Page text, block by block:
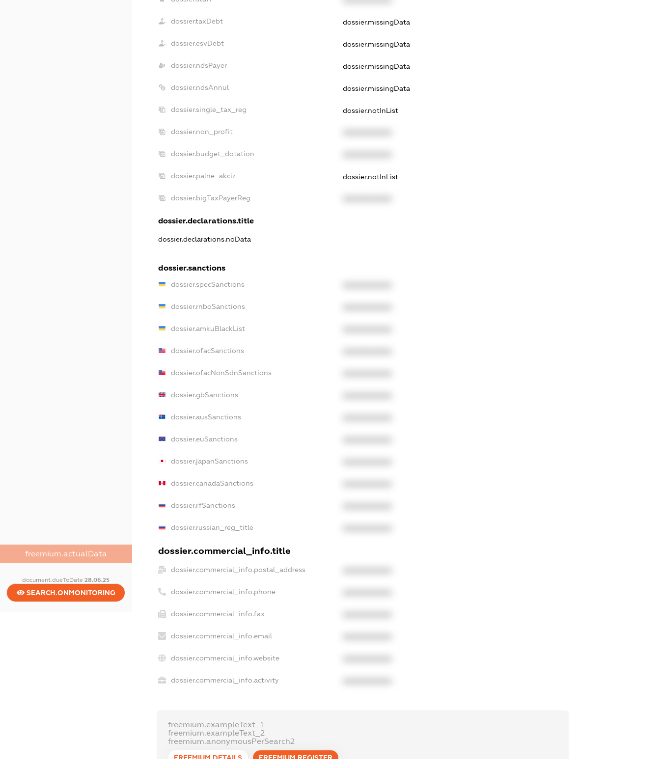
freemium.actualData
document.dueToDate28.06.25
SEARCH.ONMONITORING
dossier.taxDebt dossier.missingData
dossier.esvDebt dossier.missingData
dossier.ndsPayer dossier.missingData
dossier.ndsAnnul dossier.missingData
dossier.single_tax_reg dossier.notInList
dossier.non_profit
dossier.budget_dotation
dossier.palne_akciz dossier.notInList
dossier.bigTaxPayerReg
dossier.declarations.title
dossier.declarations.noData
dossier.sanctions
dossier.specSanctions
dossier.rnboSanctions
dossier.amkuBlackList
dossier.ofacSanctions
dossier.ofacNonSdnSanctions
dossier.gbSanctions
dossier.ausSanctions
dossier.euSanctions
dossier.japanSanctions
dossier.canadaSanctions
dossier.rfSanctions
dossier.russian_reg_title
dossier.commercial_info.title
dossier.commercial_info.postal_address
dossier.commercial_info.phone
dossier.commercial_info.fax
dossier.commercial_info.email
dossier.commercial_info.website
dossier.commercial_info.activity
freemium.exampleText_1
freemium.exampleText_2
freemium.anonymousPerSearch2
FREEMIUM.DETAILS FREEMIUM.REGISTER